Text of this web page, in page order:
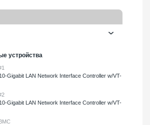
устройства
Gigabit LAN Network Interface Controller w/VT-
Gigabit LAN Network Interface Controller w/VT-